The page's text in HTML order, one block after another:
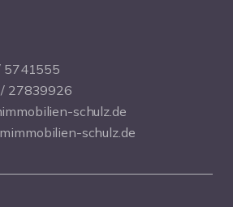
5741555
27839926
schulz.de
schulz.de